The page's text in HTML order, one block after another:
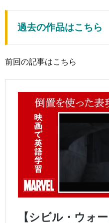
過去の作品はこちら
前回の記事はこちら